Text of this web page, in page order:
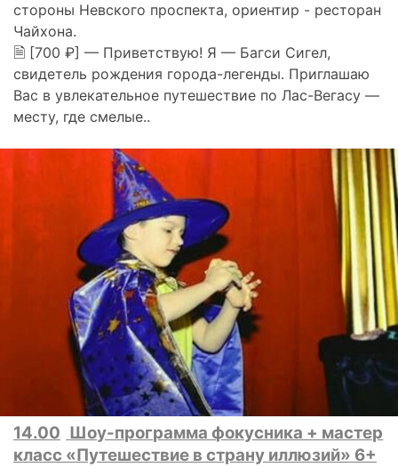
стороны Невского проспекта, ориентир - ресторан
Чайхона.
🗎 [700 ₽] — Приветствую! Я — Багси Сигел,
свидетель рождения города-легенды. Приглашаю
Вас в увлекательное путешествие по Лас-Вегасу —
месту, где смелые..
14.00 Шоу-программа фокусника + мастер
класс «Путешествие в страну иллюзий» 6+